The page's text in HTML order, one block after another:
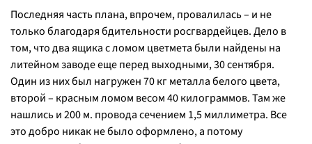
Последняя часть плана, впрочем, провалилась – и не
только благодаря бдительности росгвардейцев. Дело в
том, что два ящика с ломом цветмета были найдены на
литейном заводе еще перед выходными, 30 сентября.
Один из них был нагружен 70 кг металла белого цвета,
второй – красным ломом весом 40 килограммов. Там же
нашлись и 200 м. провода сечением 1,5 миллиметра. Все
это добро никак не было оформлено, а потому